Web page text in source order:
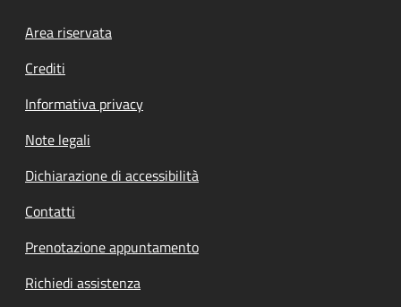
Footer menu
Area riservata
Crediti
Informativa privacy
Note legali
Dichiarazione di accessibilità
Contatti
Prenotazione appuntamento
Richiedi assistenza